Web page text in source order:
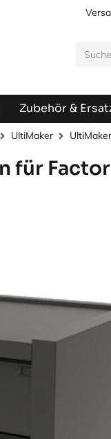
Zubehör &
UltiMaker
für